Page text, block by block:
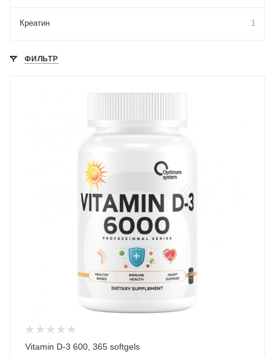
Креатин 1
ФИЛЬТР
Vitamin D-3 600, 365 softgels